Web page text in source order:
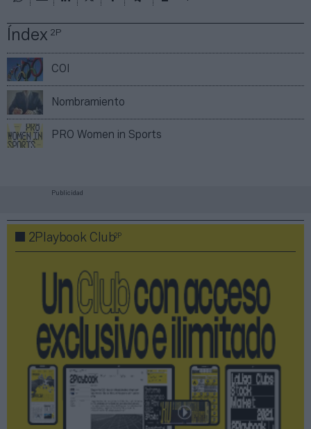
Índex2P
COI
Nombramiento
PRO Women in Sports
Publicidad
2Playbook Club2P